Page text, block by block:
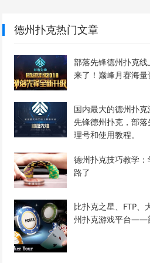
德州扑克热门文章
部落先锋德州扑克
来了！巅峰月赛海量
国内最大的德州扑
先锋德州扑克，部
理号和使用教程。
德州扑克技巧教学
路了
比扑克之星、FTP、
州扑克游戏平台——